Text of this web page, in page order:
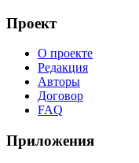
Проект
О проекте
Редакция
Авторы
Договор
FAQ
Приложения